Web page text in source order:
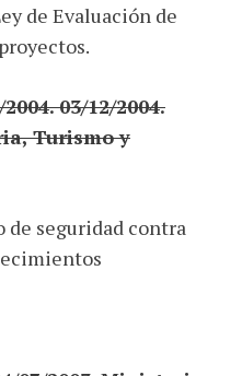
de Evaluación de
03/12/2004.
Turismo y
de seguridad contra